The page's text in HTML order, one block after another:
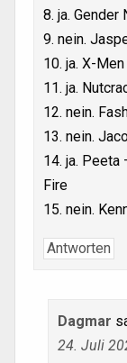
8. ja. Gender
9. nein.
10. ja. X-
11. ja.
12. nein.
13. nein.
14. ja. Peeta
Fire
15. nein.
Antworten
Dagmar
24. Juli